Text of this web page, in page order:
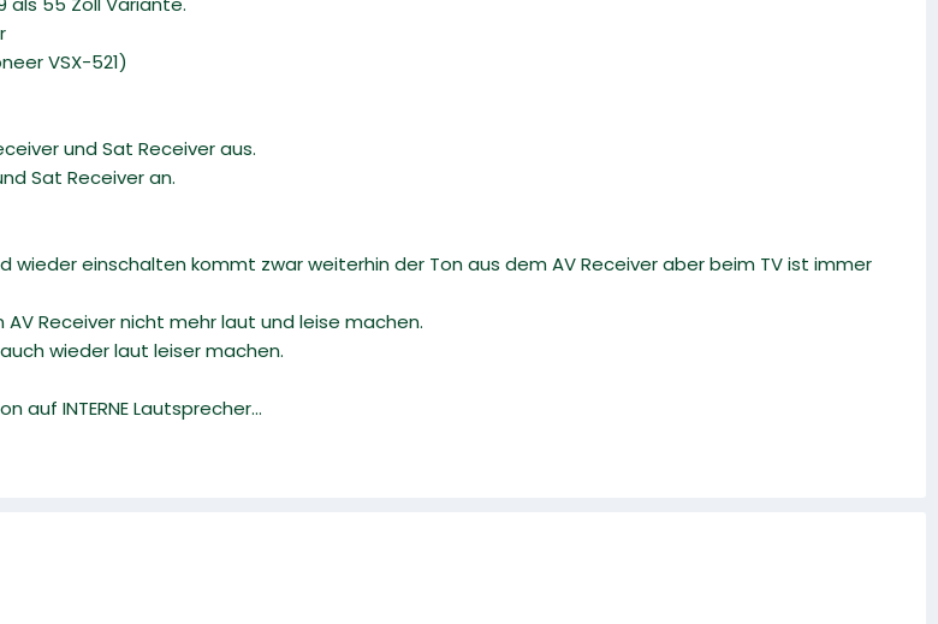
VSX-521)
und Sat Receiver aus.
Sat Receiver an.
wieder einschalten kommt zwar weiterhin der Ton aus dem AV Receiver aber beim TV ist immer
Receiver nicht mehr laut und leise machen.
wieder laut leiser machen.
auf INTERNE Lautsprecher...